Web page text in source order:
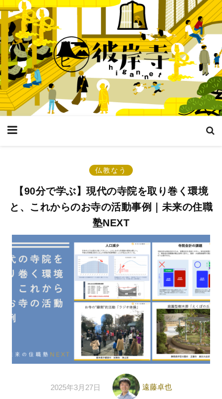
仏教なう
【90分で学ぶ】現代の寺院を取り巻く環境
と、これからのお寺の活動事例｜未来の住職
塾NEXT
2025年3月27日 遠藤卓也